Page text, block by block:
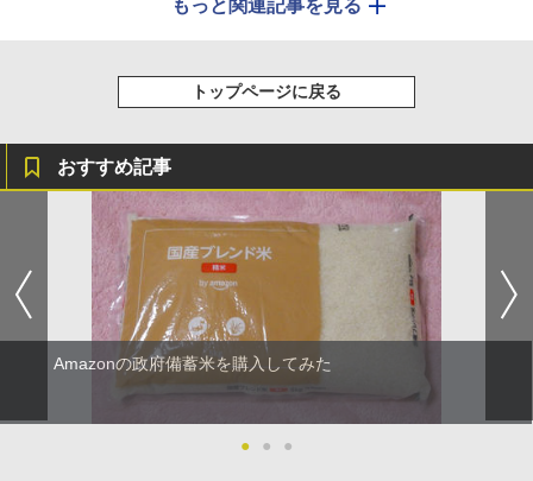
もっと関連記事を見る
トップページに戻る
おすすめ記事
Amazonの政府備蓄米を購入してみた
● ● ●